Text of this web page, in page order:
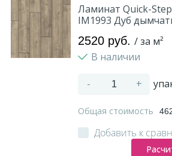
Ламинат Quick-
IM1993 Дуб
2520 руб. / за м²
В наличии
- +
Общая стоимость
Добавить к